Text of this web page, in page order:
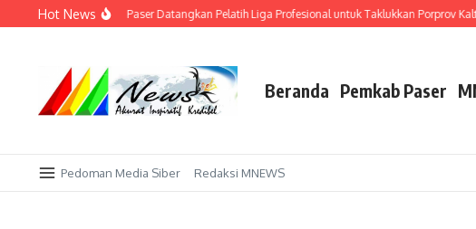
Lewati ke konten
Hot News
Kandang Sendiri! AFI Paser Datangkan Pelatih Liga Profesional untuk Taklukkan Porprov
Beranda Pemkab Paser
Pedoman Media Siber Redaksi MNEWS